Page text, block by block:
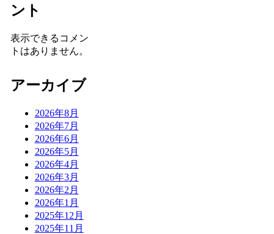
ント
表示できるコメン
トはありません。
アーカイブ
2026年8月
2026年7月
2026年6月
2026年5月
2026年4月
2026年3月
2026年2月
2026年1月
2025年12月
2025年11月